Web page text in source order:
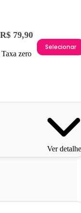
R$ 79,90
Taxa zero
Selecionar
Ver